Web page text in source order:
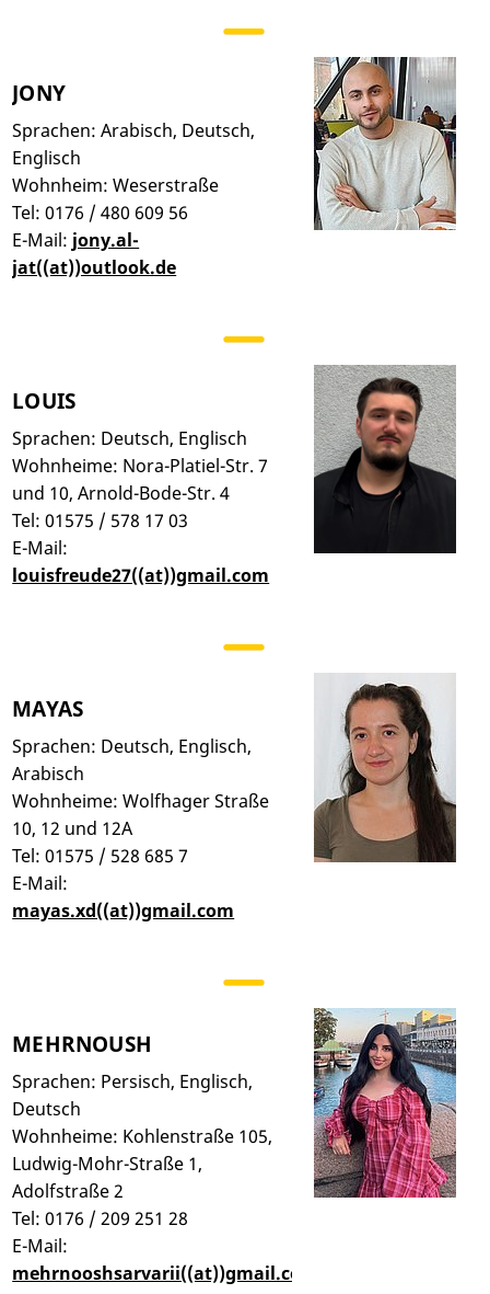
JONY
Sprachen: Arabisch, Deutsch,
Englisch
Wohnheim: Weserstraße
Tel: 0176 / 480 609 56
E-Mail: jony.al-
jat((at))outlook.de
LOUIS
Sprachen: Deutsch, Englisch
Wohnheime: Nora-Platiel-Str. 7
und 10, Arnold-Bode-Str. 4
Tel: 01575 / 578 17 03
E-Mail:
louisfreude27((at))gmail.com
MAYAS
Sprachen: Deutsch, Englisch,
Arabisch
Wohnheime: Wolfhager Straße
10, 12 und 12A
Tel: 01575 / 528 685 7
E-Mail:
mayas.xd((at))gmail.com
MEHRNOUSH
Sprachen: Persisch, Englisch,
Deutsch
Wohnheime: Kohlenstraße 105,
Ludwig-Mohr-Straße 1,
Adolfstraße 2
Tel: 0176 / 209 251 28
E-Mail:
mehrnooshsarvarii((at))gmail.com